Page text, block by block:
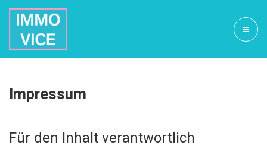
Impressum
Für den Inhalt verantwortlich